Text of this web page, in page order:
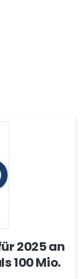
2025 an
100 Mio.